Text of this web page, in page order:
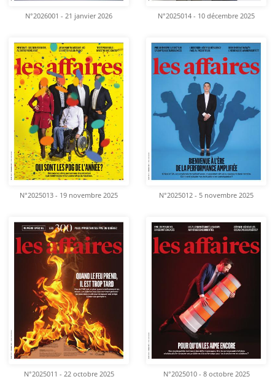
N°2026001 - 21 janvier 2026 N°2025014 - 10 décembre 2025
N°2025013 - 19 novembre 2025 N°2025012 - 5 novembre 2025
N°2025011 - 22 octobre 2025 N°2025010 - 8 octobre 2025